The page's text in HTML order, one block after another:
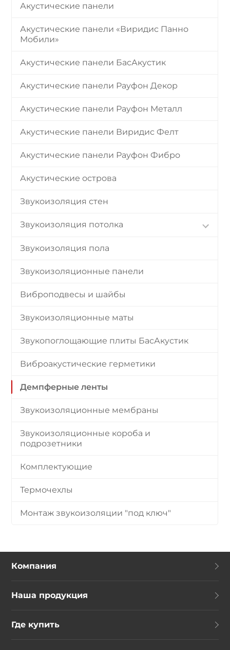
Акустические панели
Акустические панели «Виридис Панно
Мобили»
Акустические панели БасАкустик
Акустические панели Рауфон Декор
Акустические панели Рауфон Металл
Акустические панели Виридис Фелт
Акустические панели Рауфон Фибро
Акустические острова
Звукоизоляция стен
Звукоизоляция потолка
Звукоизоляция пола
Звукоизоляционные панели
Виброподвесы и шайбы
Звукоизоляционные маты
Звукопоглощающие плиты БасАкустик
Виброакустические герметики
Демпферные ленты
Звукоизоляционные мембраны
Звукоизоляционные короба и
подрозетники
Комплектующие
Термочехлы
Монтаж звукоизоляции "под ключ"
Компания
Наша продукция
Где купить